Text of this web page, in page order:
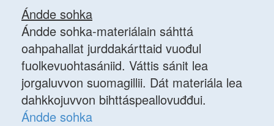
Ándde sohka
Ándde sohka-materiálain sáhttá
oahpahallat jurddakárttaid vuođul
fuolkevuohtasániid. Váttis sánit lea
jorgaluvvon suomagillii. Dát materiála lea
dahkkojuvvon bihttáspeallovuđđui.
Ándde sohka